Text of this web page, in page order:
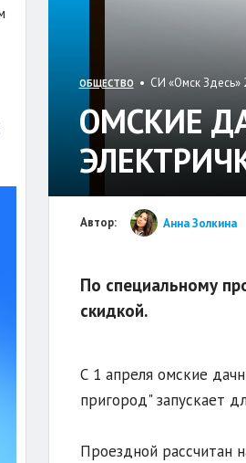
ОБЩЕСТВО • СИ «Омск Здесь»
ОМСКИЕ
Автор: Анна Золкина
По специальному
скидкой.
С 1 апреля омские
пригород" запускает
Проездной рассчитан